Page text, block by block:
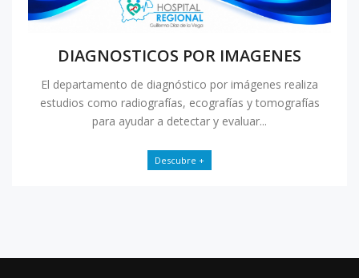
DIAGNOSTICOS POR IMAGENES
El departamento de diagnóstico por imágenes realiza
estudios como radiografías, ecografías y tomografías
para ayudar a detectar y evaluar...
Descubre +